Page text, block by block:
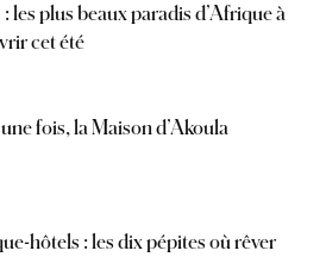
: les plus beaux paradis d’Afrique à
cet été
fois, la Maison d’Akoula
hôtels : les dix pépites où rêver